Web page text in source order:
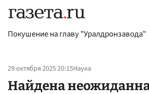
Покушение на главу "Уралдронзавода"
29 октября 2025 20:15Наука
Найдена